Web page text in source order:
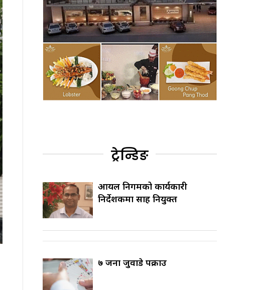
ट्रेन्डिङ
आयल निगमको कार्यकारी
निर्देशकमा साह नियुक्त
७ जना जुवाडे पक्राउ